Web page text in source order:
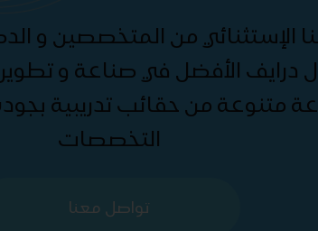
الإستثنائي من المتخصصين و
درايف الأفضل في صناعة و تطوير
متنوعة من حقائب تدريبية
التخصصات
تواصل معنا